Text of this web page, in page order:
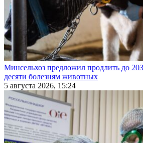
Минсельхоз предложил продлить до
десяти болезням животных
5 августа 2026, 15:24